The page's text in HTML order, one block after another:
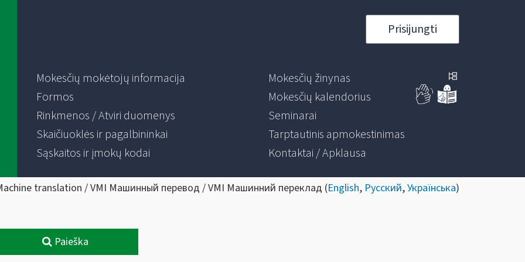
Prisijungti
Mokesčių mokėtojų informacija
Formos
Rinkmenos / Atviri duomenys
Skaičiuoklės ir pagalbininkai
Sąskaitos ir įmokų kodai
Mokesčių žinynas
Mokesčių kalendorius
Seminarai
Tarptautinis apmokestinimas
Kontaktai / Apklausa
translation / VMI Машинный перевод / VMI Машинний переклад (English, Русский,Українська)
Paieška